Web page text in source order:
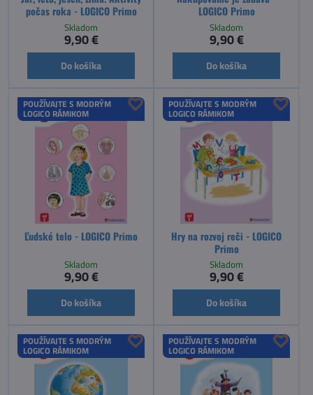
počas roka - LOGICO Primo
Skladom
9,90 €
Do košíka
LOGICO Primo
Skladom
9,90 €
Do košíka
POUŽÍVAJTE S MODRÝM
LOGICO RÁMIKOM
Ľudské telo - LOGICO Primo
Skladom
9,90 €
Do košíka
POUŽÍVAJTE S MODRÝM
LOGICO RÁMIKOM
Hry na rozvoj reči - LOGICO
Primo
Skladom
9,90 €
Do košíka
POUŽÍVAJTE S MODRÝM
LOGICO RÁMIKOM
POUŽÍVAJTE S MODRÝM
LOGICO RÁMIKOM